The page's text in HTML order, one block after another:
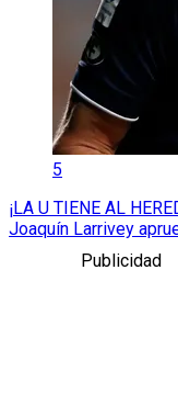
5
¡LA U TIENE AL
Joaquín Larrivey
Publicidad